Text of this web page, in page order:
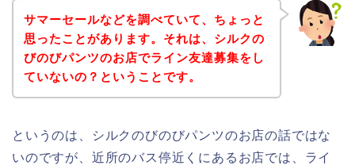
サマーセールなどを調べていて、ちょっと
思ったことがあります。それは、シルクの
びのびパンツのお店でライン友達募集をし
ていないの？ということです。
というのは、シルクのびのびパンツのお店の話ではな
いのですが、近所のバス停近くにあるお店では、ライ